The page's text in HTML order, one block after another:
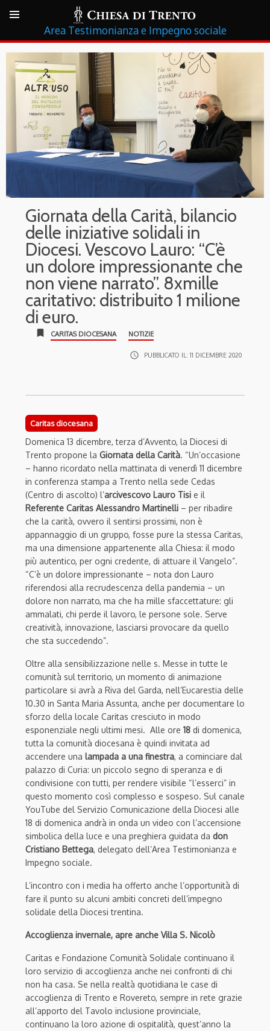
Testimonianza e Impegno sociale
Giornata della Carità, bilancio
delle iniziative solidali in
Diocesi. Vescovo Lauro: “C’è
un dolore impressionante che
non viene narrato”. 8xmille
caritativo: distribuito 1 milione
di euro.
bookmark CARITAS DIOCESANA NOTIZIE
access_time PUBBLICATO IL: 11 DICEMBRE 2020
Caritas diocesana
Domenica 13 dicembre, terza d’Avvento, la Diocesi di
Trento propone la Giornata della Carità. “Un’occasione
– hanno ricordato nella mattinata di venerdì 11 dicembre
in conferenza stampa a Trento nella sede Cedas
(Centro di ascolto) l’arcivescovo Lauro Tisi e il
Referente Caritas Alessandro Martinelli – per ribadire
che la carità, ovvero il sentirsi prossimi, non è
appannaggio di un gruppo, fosse pure la stessa Caritas,
ma una dimensione appartenente alla Chiesa: il modo
più autentico, per ogni credente, di attuare il Vangelo”.
“C’è un dolore impressionante – nota don Lauro
riferendosi alla recrudescenza della pandemia – un
dolore non narrato, ma che ha mille sfaccettature: gli
ammalati, chi perde il lavoro, le persone sole. Serve
creatività, innovazione, lasciarsi provocare da quello
che sta succedendo”.
Oltre alla sensibilizzazione nelle s. Messe in tutte le
comunità sul territorio, un momento di animazione
particolare si avrà a Riva del Garda, nell’Eucarestia delle
10.30 in Santa Maria Assunta, anche per documentare lo
sforzo della locale Caritas cresciuto in modo
esponenziale negli ultimi mesi. Alle ore 18 di domenica,
tutta la comunità diocesana è quindi invitata ad
accendere una lampada a una finestra, a cominciare dal
palazzo di Curia: un piccolo segno di speranza e di
condivisione con tutti, per rendere visibile “l’esserci” in
questo momento così complesso e sospeso. Sul canale
YouTube del Servizio Comunicazione della Diocesi alle
18 di domenica andrà in onda un video con l’accensione
simbolica della luce e una preghiera guidata da don
Cristiano Bettega, delegato dell’Area Testimonianza e
Impegno sociale.
L’incontro con i media ha offerto anche l’opportunità di
fare il punto su alcuni ambiti concreti dell’impegno
solidale della Diocesi trentina.
Accoglienza invernale, apre anche Villa S. Nicolò
Caritas e Fondazione Comunità Solidale continuano il
loro servizio di accoglienza anche nei confronti di chi
non ha casa. Se nella realtà quotidiana le case di
accoglienza di Trento e Rovereto, sempre in rete grazie
all’apporto del Tavolo inclusione provinciale,
continuano la loro azione di ospitalità, quest’anno la